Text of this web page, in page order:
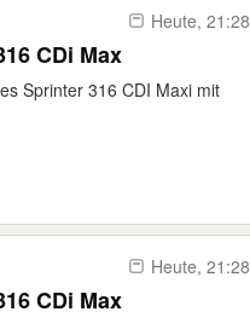
Heute, 21:28
Sprinter Aus 2 Hand 316 CDi Max
Sprinter 316 CDI Maxi mit
Heute, 21:28
Sprinter Aus 2 Hand 316 CDi Max